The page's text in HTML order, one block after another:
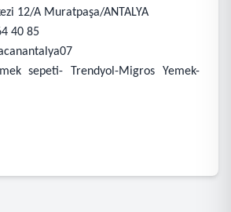
12/A Muratpaşa/ANTALYA
40 85
sepeti- Trendyol-Migros Yemek-